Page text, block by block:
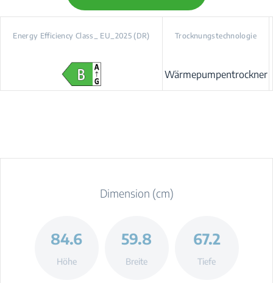
Energy Efficiency Class_ EU_2025 (DR) Trocknungstechnologie
Wärmepumpentrockner
Dimension (cm)
84.6
Höhe
59.8
Breite
67.2
Tiefe